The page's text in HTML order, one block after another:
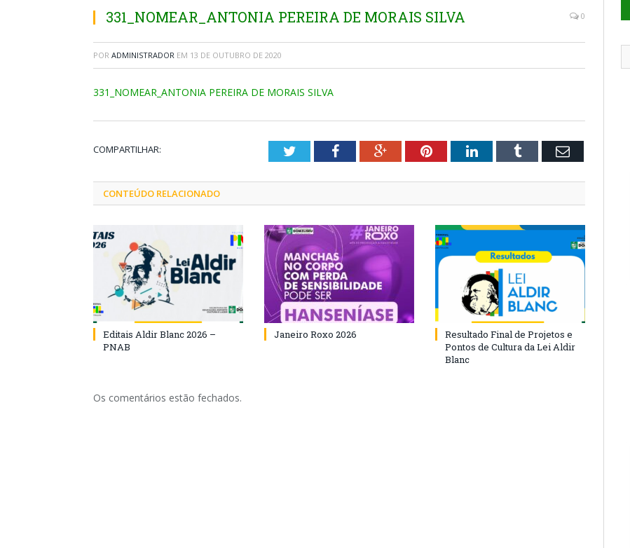
331_NOMEAR_ANTONIA PEREIRA DE MORAIS SILVA 0
POR ADMINISTRADOR EM 13 DE OUTUBRO DE 2020
331_NOMEAR_ANTONIA PEREIRA DE MORAIS SILVA
COMPARTILHAR: TwitterFacebookGoogle+PinterestLinkedInTumblr Email
CONTEÚDO RELACIONADO
Editais Aldir Blanc 2026 –
PNAB
Janeiro Roxo 2026
Resultado Final de Projetos e
Pontos de Cultura da Lei Aldir
Blanc
Os comentários estão fechados.